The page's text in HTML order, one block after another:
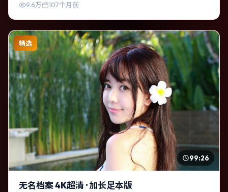
9.6万 107个月前
精选
99:26
无名档案 4K超清 · 加长足本版